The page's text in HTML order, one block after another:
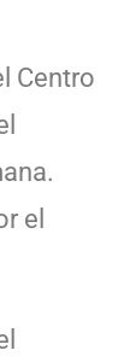
Centro
el